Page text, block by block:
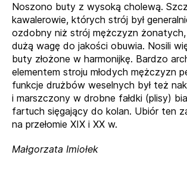
Noszono buty z wysoką cholewą.
kawalerowie, których strój był
ozdobny niż strój mężczyzn
dużą wagę do jakości obuwia. Nosili
buty złożone w harmonijkę. Bardzo
elementem stroju młodych mężczyzn
funkcje drużbów weselnych był też
i marszczony w drobne fałdki (plisy)
fartuch sięgający do kolan. Ubiór ten
na przełomie XIX i XX w.
Małgorzata Imiołek